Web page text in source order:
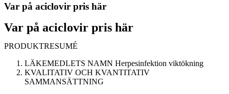
Var på aciclovir pris här
Var på aciclovir pris här
PRODUKTRESUMÉ
LÄKEMEDLETS NAMN Herpesinfektion viktökning
KVALITATIV OCH KVANTITATIV
SAMMANSÄTTNING